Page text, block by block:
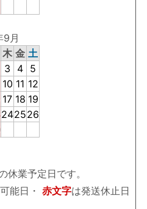
月
木 金 土
3 4 5
10 11 12
17 18 19
242526
休業予定日です。
能日・ 赤文字は発送休止日